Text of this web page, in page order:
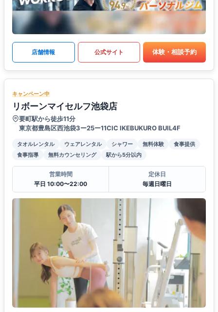
店舗情報 公式サイト 体験・相談予約
キャンペーン中
リボーンマイセルフ池袋店
要町駅から徒歩11分
東京都豊島区西池袋3ー25ー11CIC IKEBUKURO BUIL4F
タオルレンタル ウェアレンタル シャワー 無料体験
食事提供
食事指導
無料カウンセリング 駅から5分以内
営業時間
平日 10:00〜22:00
定休日
毎週日曜日